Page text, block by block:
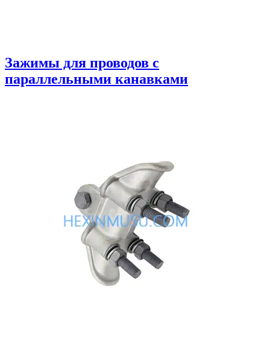
Зажимы для проводов с
параллельными канавками